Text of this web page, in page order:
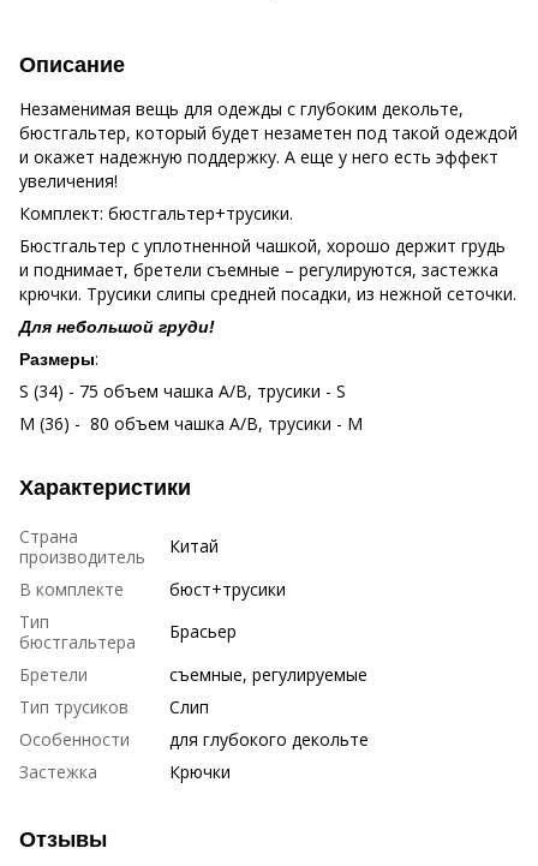
Описание
Незаменимая вещь для одежды с глубоким декольте,
бюстгальтер, который будет незаметен под такой одеждой
и окажет надежную поддержку. А еще у него есть эффект
увеличения!
Комплект: бюстгальтер+трусики.
Бюстгальтер с уплотненной чашкой, хорошо держит грудь
и поднимает, бретели съемные – регулируются, застежка
крючки. Трусики слипы средней посадки, из нежной сеточки.
Для небольшой груди!
Размеры:
S (34) - 75 объем чашка А/В, трусики - S
M (36) - 80 объем чашка А/В, трусики - М
Характеристики
Страна
производитель
Китай
В комплекте
бюст+трусики
Тип
бюстгальтера
Брасьер
Бретели
съемные, регулируемые
Тип трусиков
Слип
Особенности
для глубокого декольте
Застежка
Крючки
Отзывы